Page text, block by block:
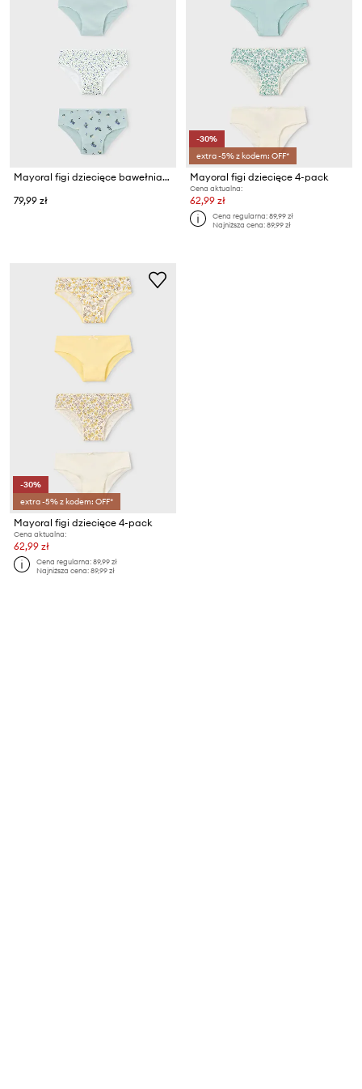
Mayoral figi dziecięce bawełniane z elastanem
79,99 zł
-30%
extra -5% z kodem: OFF*
Mayoral figi dziecięce 4-pack
Cena aktualna:
62,99 zł
Cena regularna:89,99 zł
Najniższa cena:89,99 zł
-30%
extra -5% z kodem: OFF*
Mayoral figi dziecięce 4-pack
Cena aktualna:
62,99 zł
Cena regularna:89,99 zł
Najniższa cena:89,99 zł